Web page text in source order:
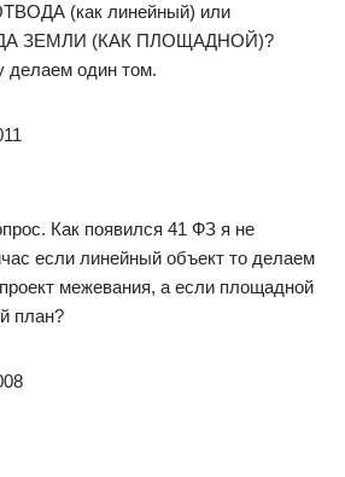
(как линейный) или
ЗЕМЛИ (КАК ПЛОЩАДНОЙ)?
делаем один том.
Как появился 41 ФЗ я не
если линейный объект то делаем
межевания, а если площадной
план?